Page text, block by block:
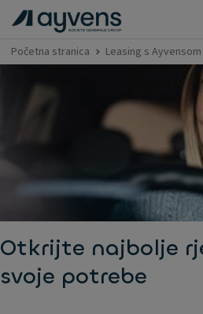
Početna stranica Leasing s Ayvensom
Otkrijte najbolje
svoje potrebe